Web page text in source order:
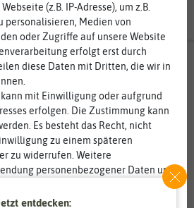
(z.B. IP-Adresse), um z.B.
personalisieren, Medien von
oder Zugriffe auf unsere Website
erfolgt erst durch
diese Daten mit Dritten, die wir in
mit Einwilligung oder aufgrund
erfolgen. Die Zustimmung kann
Es besteht das Recht, nicht
zu einem späteren
zu widerrufen. Weitere
personenbezogener Daten und
entdecken: